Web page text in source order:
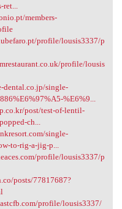
ret...
members-
profile/lousis3337/p
profile/lousis
dental.co.jp/single-
%E6%9...
post/test-of-lentil-
ch...
single-
to-rig-a-jig-p...
profile/lousis3337/p
posts/77817687?
profile/lousis3337/